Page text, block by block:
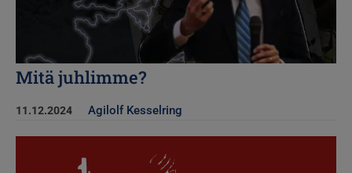
Mitä juhlimme?
11.12.2024 Agilolf Kesselring